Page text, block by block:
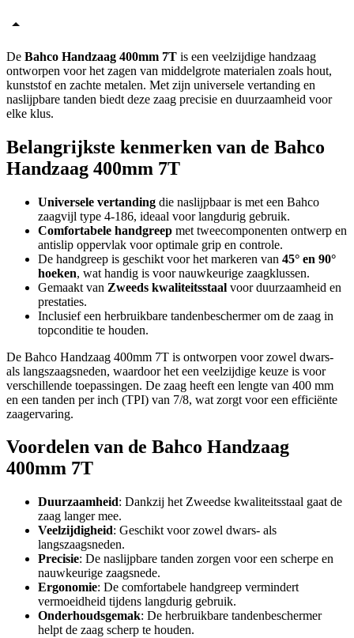
De Bahco Handzaag 400mm 7T is een veelzijdige handzaag
ontworpen voor het zagen van middelgrote materialen zoals hout,
kunststof en zachte metalen. Met zijn universele vertanding en
naslijpbare tanden biedt deze zaag precisie en duurzaamheid voor
elke klus.
Belangrijkste kenmerken van de Bahco
Handzaag 400mm 7T
Universele vertanding die naslijpbaar is met een Bahco
zaagvijl type 4-186, ideaal voor langdurig gebruik.
Comfortabele handgreep met tweecomponenten ontwerp en
antislip oppervlak voor optimale grip en controle.
De handgreep is geschikt voor het markeren van 45° en 90°
hoeken, wat handig is voor nauwkeurige zaagklussen.
Gemaakt van Zweeds kwaliteitsstaal voor duurzaamheid en
prestaties.
Inclusief een herbruikbare tandenbeschermer om de zaag in
topconditie te houden.
De Bahco Handzaag 400mm 7T is ontworpen voor zowel dwars-
als langszaagsneden, waardoor het een veelzijdige keuze is voor
verschillende toepassingen. De zaag heeft een lengte van 400 mm
en een tanden per inch (TPI) van 7/8, wat zorgt voor een efficiënte
zaagervaring.
Voordelen van de Bahco Handzaag
400mm 7T
Duurzaamheid: Dankzij het Zweedse kwaliteitsstaal gaat de
zaag langer mee.
Veelzijdigheid: Geschikt voor zowel dwars- als
langszaagsneden.
Precisie: De naslijpbare tanden zorgen voor een scherpe en
nauwkeurige zaagsnede.
Ergonomie: De comfortabele handgreep vermindert
vermoeidheid tijdens langdurig gebruik.
Onderhoudsgemak: De herbruikbare tandenbeschermer
helpt de zaag scherp te houden.